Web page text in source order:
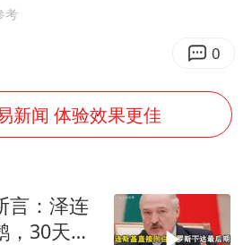
U17国足1分钟轰2球
泰国一女公务员妆容引争议 本人回应
法国将禁止“未经同意的电话营销”
24小时不关空调 电费会更低吗
多地要求领导干部带头休假
吉林一“温度计大楼”读数爆表
考
0
新闻 体验效果更佳
言：泽连
30天内